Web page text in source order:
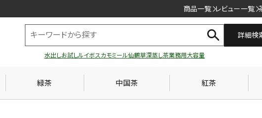
商品一覧 レビュー一覧
水出しお試しルイボスカモミール仙鶴草深蒸し茶業務用大容量
詳細検
緑茶 中国茶 紅茶